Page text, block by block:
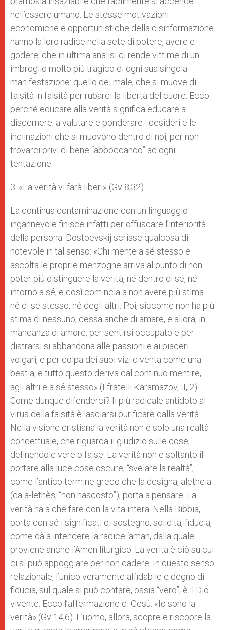
nell’essere umano. Le stesse motivazioni
economiche e opportunistiche della disinformazione
hanno la loro radice nella sete di potere, avere e
godere, che in ultima analisi ci rende vittime di un
imbroglio molto più tragico di ogni sua singola
manifestazione: quello del male, che si muove di
falsità in falsità per rubarci la libertà del cuore. Ecco
perché educare alla verità significa educare a
discernere, a valutare e ponderare i desideri e le
inclinazioni che si muovono dentro di noi, per non
trovarci privi di bene “abboccando” ad ogni
tentazione.
3. «La verità vi farà liberi» (Gv 8,32)
La continua contaminazione con un linguaggio
ingannevole finisce infatti per offuscare l’interiorità
della persona. Dostoevskij scrisse qualcosa di
notevole in tal senso: «Chi mente a sé stesso e
ascolta le proprie menzogne arriva al punto di non
poter più distinguere la verità, né dentro di sé, né
intorno a sé, e così comincia a non avere più stima
né di sé stesso, né degli altri. Poi, siccome non ha più
stima di nessuno, cessa anche di amare, e allora, in
mancanza di amore, per sentirsi occupato e per
distrarsi si abbandona alle passioni e ai piaceri
volgari, e per colpa dei suoi vizi diventa come una
bestia; e tutto questo deriva dal continuo mentire,
agli altri e a sé stesso» (I fratelli Karamazov, II, 2).
Come dunque difenderci? Il più radicale antidoto al
virus della falsità è lasciarsi purificare dalla verità.
Nella visione cristiana la verità non è solo una realtà
concettuale, che riguarda il giudizio sulle cose,
definendole vere o false. La verità non è soltanto il
portare alla luce cose oscure, “svelare la realtà”,
come l’antico termine greco che la designa, aletheia
(da a-lethès, “non nascosto”), porta a pensare. La
verità ha a che fare con la vita intera. Nella Bibbia,
porta con sé i significati di sostegno, solidità, fiducia,
come dà a intendere la radice ‘aman, dalla quale
proviene anche l’Amen liturgico. La verità è ciò su cui
ci si può appoggiare per non cadere. In questo senso
relazionale, l’unico veramente affidabile e degno di
fiducia, sul quale si può contare, ossia “vero”, è il Dio
vivente. Ecco l’affermazione di Gesù: «Io sono la
verità» (Gv 14,6). L’uomo, allora, scopre e riscopre la